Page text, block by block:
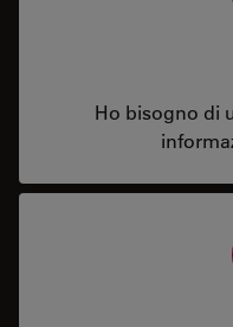
Ho bisogno di